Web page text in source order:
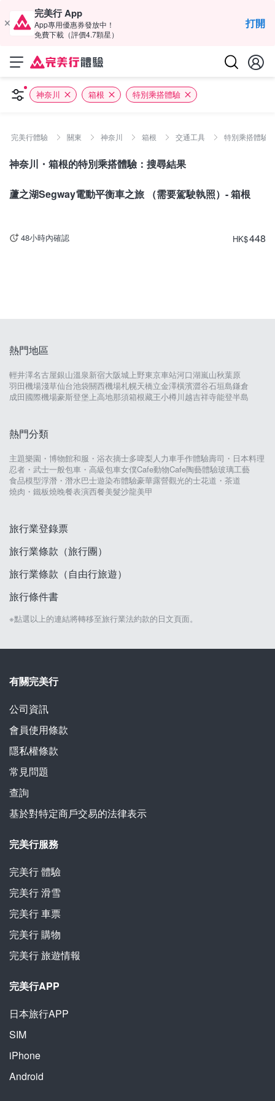
完美行 App
App專用優惠券發放中！
免費下載（評價4.7顆星）
打開
神奈川 箱根 特別乘搭體驗
完美行體驗 關東 神奈川 箱根 交通工具 特別乘搭體驗
神奈川・箱根的特別乘搭體驗：搜尋結果
神奈川
蘆之湖Segway電動平衡車之旅 （需要駕駛執照）- 箱根
48小時內確認 HK$448
熱門地區
輕井澤名古屋銀山溫泉新宿大阪城 上野東京車站河口湖嵐山秋葉原
羽田機場淺草仙台池袋關西機場札幌天橋立金澤橫濱澀谷石垣島鎌倉
成田國際機場豪斯登堡 上高地那須箱根藏王小樽川越吉祥寺能登半島
熱門分類
主題樂園・博物館和服・浴衣摘士多啤梨人力車手作體驗壽司・日本料理
忍者・武士一般包車・高級包車女僕Cafe動物Cafe陶藝體驗玻璃工藝
食品模型浮潛・潛水巴士遊染布體驗豪華露營觀光的士花道・茶道
燒肉・鐵板燒晚餐表演西餐美髮沙龍美甲
旅行業登錄票
旅行業條款（旅行團）
旅行業條款（自由行旅遊）
旅行條件書
※點選以上的連結將轉移至旅行業法約款的日文頁面。
有關完美行
公司資訊
會員使用條款
隱私權條款
常見問題
查詢
基於對特定商戶交易的法律表示
完美行服務
完美行體驗
完美行滑雪
完美行車票
完美行購物
完美行旅遊情報
完美行APP
日本旅行APP
SIM
iPhone
Android